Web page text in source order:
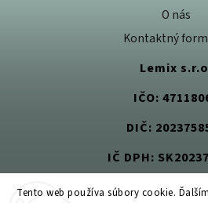
Tento web používa súbory cookie.
O nás
Kontaktný
Lemix
IČO:
DIČ:
IČ DPH: